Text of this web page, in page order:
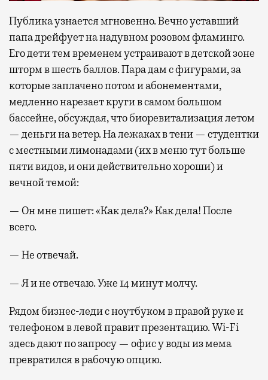
Публика узнается мгновенно. Вечно уставший
папа дрейфует на надувном розовом фламинго.
Его дети тем временем устраивают в детской зоне
шторм в шесть баллов. Пара дам с фигурами, за
которые заплачено потом и абонементами,
медленно нарезает круги в самом большом
бассейне, обсуждая, что биоревитализация летом
— деньги на ветер. На лежаках в тени — студентки
с местными лимонадами (их в меню тут больше
пяти видов, и они действительно хороши) и
вечной темой:
— Он мне пишет: «Как дела?» Как дела! После
всего.
— Не отвечай.
— Я и не отвечаю. Уже 14 минут молчу.
Рядом бизнес-леди с ноутбуком в правой руке и
телефоном в левой правит презентацию. Wi-Fi
здесь дают по запросу — офис у воды из мема
превратился в рабочую опцию.